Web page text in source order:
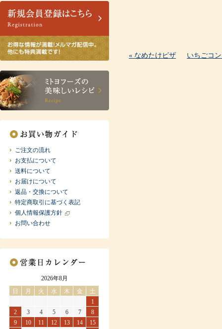
ご注文の流れ
お支払について
送料について
お届けについて
返品・交換について
特定商取引に基づく表記
個人情報保護方針
お問い合わせ
2026年8月
日
月 火 水 木 金
土
1
2
3 4 5 6 7
8
9
10 11 12 13 14
15
« なめたけピザ いちごコ